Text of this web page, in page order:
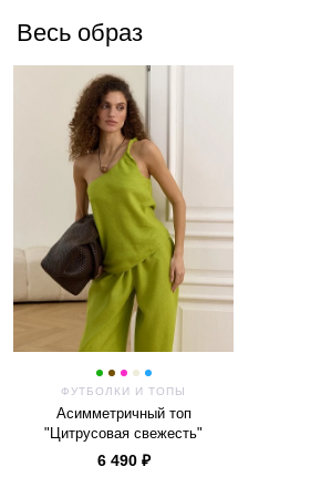
Весь образ
ФУТБОЛКИ И ТОПЫ
Асимметричный топ
"Цитрусовая свежесть"
6 490 ₽